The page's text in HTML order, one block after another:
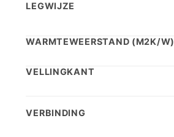
LEGWIJZE
WARMTEWEERSTAND (M2K/W)
VELLINGKANT
VERBINDING